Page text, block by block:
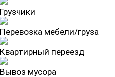
Грузчики
Перевозка мебели/груза
Квартирный переезд
Вывоз мусора